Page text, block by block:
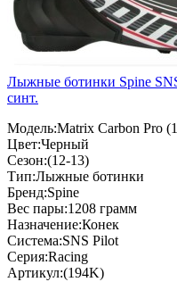
Лыжные ботинки Spine
синт.
Модель:Matrix Carbon Pro
Цвет:Черный
Сезон:(12-13)
Тип:Лыжные ботинки
Бренд:Spine
Вес пары:1208 грамм
Назначение:Конек
Система:SNS Pilot
Серия:Racing
Артикул:(194K)